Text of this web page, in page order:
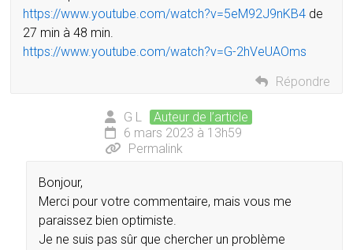
https://www.youtube.com/watch?v=5eM92J9nKB4 de
27 min à 48 min.
https://www.youtube.com/watch?v=G-2hVeUAOms
Répondre
G L
Auteur de l’article
6 mars 2023 à 13h59
Permalink
Bonjour,
Merci pour votre commentaire, mais vous me
paraissez bien optimiste.
Je ne suis pas sûr que chercher un problème